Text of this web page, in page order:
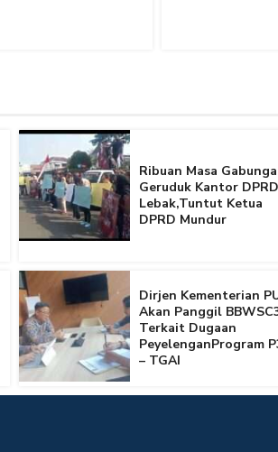
Ribuan Masa
Geruduk Kantor DPRD
Lebak,Tuntut Ketua
DPRD Mundur
Dirjen Kementerian
Akan Panggil
Terkait Dugaan
PeyelenganProgram
– TGAI